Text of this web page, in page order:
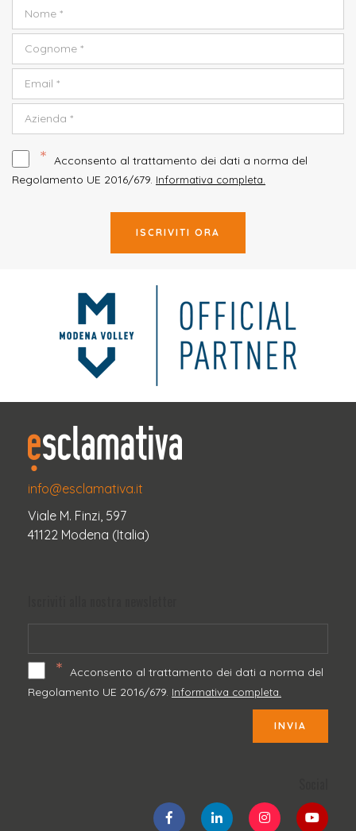
* Acconsento al trattamento dei dati a norma del
Regolamento UE 2016/679. Informativa completa.
ISCRIVITI ORA
info@esclamativa.it
Viale M. Finzi, 597
41122 Modena (Italia)
* Acconsento al trattamento dei dati a norma del
Regolamento UE 2016/679. Informativa completa.
INVIA